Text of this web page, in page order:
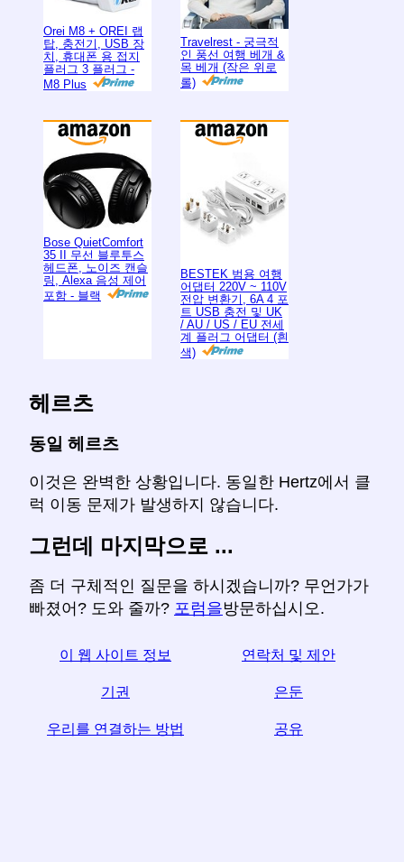
Orei M8 + OREI 랩
탑, 충전기, USB 장
치, 휴대폰 용 접지
플러그 3 플러그 -
M8 Plus
Travelrest - 궁극적
인 풍선 여행 베개 &
목 베개 (작은 위로
롤)
Bose QuietComfort
35 II 무선 블루투스
헤드폰, 노이즈 캔슬
링, Alexa 음성 제어
포함 - 블랙
BESTEK 범용 여행
어댑터 220V ~ 110V
전압 변환기, 6A 4 포
트 USB 충전 및 UK
/ AU / US / EU 전세
계 플러그 어댑터 (흰
색)
헤르츠
동일 헤르츠
이것은 완벽한 상황입니다. 동일한 Hertz에서 클
럭 이동 문제가 발생하지 않습니다.
그런데 마지막으로 ...
좀 더 구체적인 질문을 하시겠습니까? 무언가가
빠졌어? 도와 줄까? 포럼을방문하십시오.
이 웹 사이트 정보 연락처 및 제안
기권 은둔
우리를 연결하는 방법 공유